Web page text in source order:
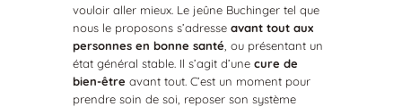
vouloir aller mieux. Le jeûne Buchinger tel que
nous le proposons s’adresse avant tout aux
personnes en bonne santé , ou présentant un
état général stable. Il s’agit d’une cure de
bien-être avant tout. C’est un moment pour
prendre soin de soi, reposer son système